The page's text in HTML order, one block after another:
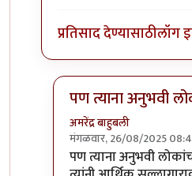
प्रतिसाद देण्यासाठीलॉग
पण त्याना अनुभवी
अमरेंद्र बाहुबली
मंगळवार, 26/08/2025
In reply to+१००by
पण त्याना अनुभवी